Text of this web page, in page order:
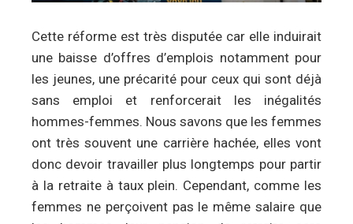
Cette réforme est très disputée car elle induirait
une baisse d’offres d’emplois notamment pour
les jeunes, une précarité pour ceux qui sont déjà
sans emploi et renforcerait les inégalités
hommes-femmes. Nous savons que les femmes
ont très souvent une carrière hachée, elles vont
donc devoir travailler plus longtemps pour partir
à la retraite à taux plein. Cependant, comme les
femmes ne perçoivent pas le même salaire que